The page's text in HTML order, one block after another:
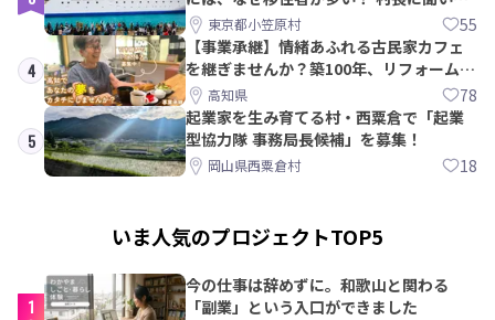
みた東京都小笠原村 55
4
【事業承継】情緒あふれる古民家カフェ
を継ぎませんか？築100年、リフォームか
ら約10年！
高知県 78
5
起業家を生み育てる村・西粟倉で「起業
型協力隊 事務局長候補」を募集！
岡山県西粟倉村 18
いま人気のプロジェクトTOP5
1
今の仕事は辞めずに。和歌山と関わる
「副業」という入口ができました